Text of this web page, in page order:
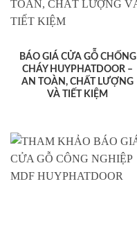
BÁO GIÁ CỬA GỖ CHỐNG
CHÁY HUYPHATDOOR –
AN TOÀN, CHẤT LƯỢNG
VÀ TIẾT KIỆM